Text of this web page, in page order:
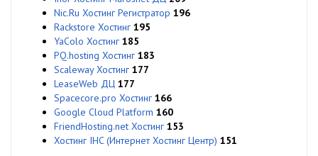
Nic.Ru Хостинг Регистратор 196
Rackstore Хостинг 195
YaColo Хостинг 185
PQ.hosting Хостинг 183
Scaleway Хостинг 177
LeaseWeb ДЦ 177
Spacecore.pro Хостинг 166
Google Cloud Platform 160
FriendHosting.net Хостинг 153
Хостинг IHC (Интернет Хостинг Центр) 151